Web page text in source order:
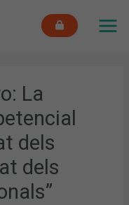
La
dels
dels